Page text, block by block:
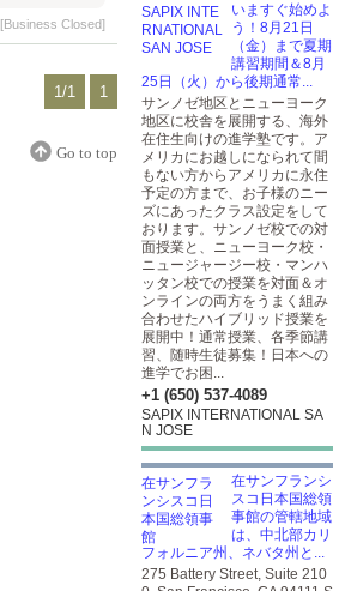
[Business Closed]
1/1 1
Go to top
いますぐ始めよ
う！8月21日
（金）まで夏期
講習期間＆8月
25日（火）から後期通常...
サンノゼ地区とニューヨーク
地区に校舎を展開する、海外
在住生向けの進学塾です。ア
メリカにお越しになられて間
もない方からアメリカに永住
予定の方まで、お子様のニー
ズにあったクラス設定をして
おります。サンノゼ校での対
面授業と、ニューヨーク校・
ニュージャージー校・マンハ
ッタン校での授業を対面＆オ
ンラインの両方をうまく組み
合わせたハイブリッド授業を
展開中！通常授業、各季節講
習、随時生徒募集！日本への
進学でお困...
+1 (650) 537-4089
SAPIX INTERNATIONAL SA
N JOSE
在サンフランシ
スコ日本国総領
事館の管轄地域
は、中北部カリ
フォルニア州、ネバタ州と...
275 Battery Street, Suite 210